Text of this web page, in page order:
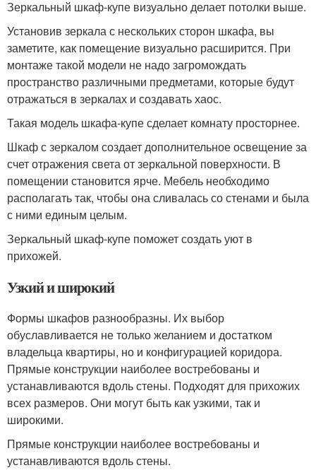
Зеркальный шкаф-купе визуально делает потолки выше.
Установив зеркала с нескольких сторон шкафа, вы
заметите, как помещение визуально расширится. При
монтаже такой модели не надо загромождать
пространство различными предметами, которые будут
отражаться в зеркалах и создавать хаос.
Такая модель шкафа-купе сделает комнату просторнее.
Шкаф с зеркалом создает дополнительное освещение за
счет отражения света от зеркальной поверхности. В
помещении становится ярче. Мебель необходимо
располагать так, чтобы она сливалась со стенами и была
с ними единым целым.
Зеркальный шкаф-купе поможет создать уют в
прихожей.
Узкий и широкий
Формы шкафов разнообразны. Их выбор
обуславливается не только желанием и достатком
владельца квартиры, но и конфигурацией коридора.
Прямые конструкции наиболее востребованы и
устанавливаются вдоль стены. Подходят для прихожих
всех размеров. Они могут быть как узкими, так и
широкими.
Прямые конструкции наиболее востребованы и
устанавливаются вдоль стены.